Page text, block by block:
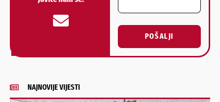
POŠALJI
Alternative:
NAJNOVIJE VIJESTI